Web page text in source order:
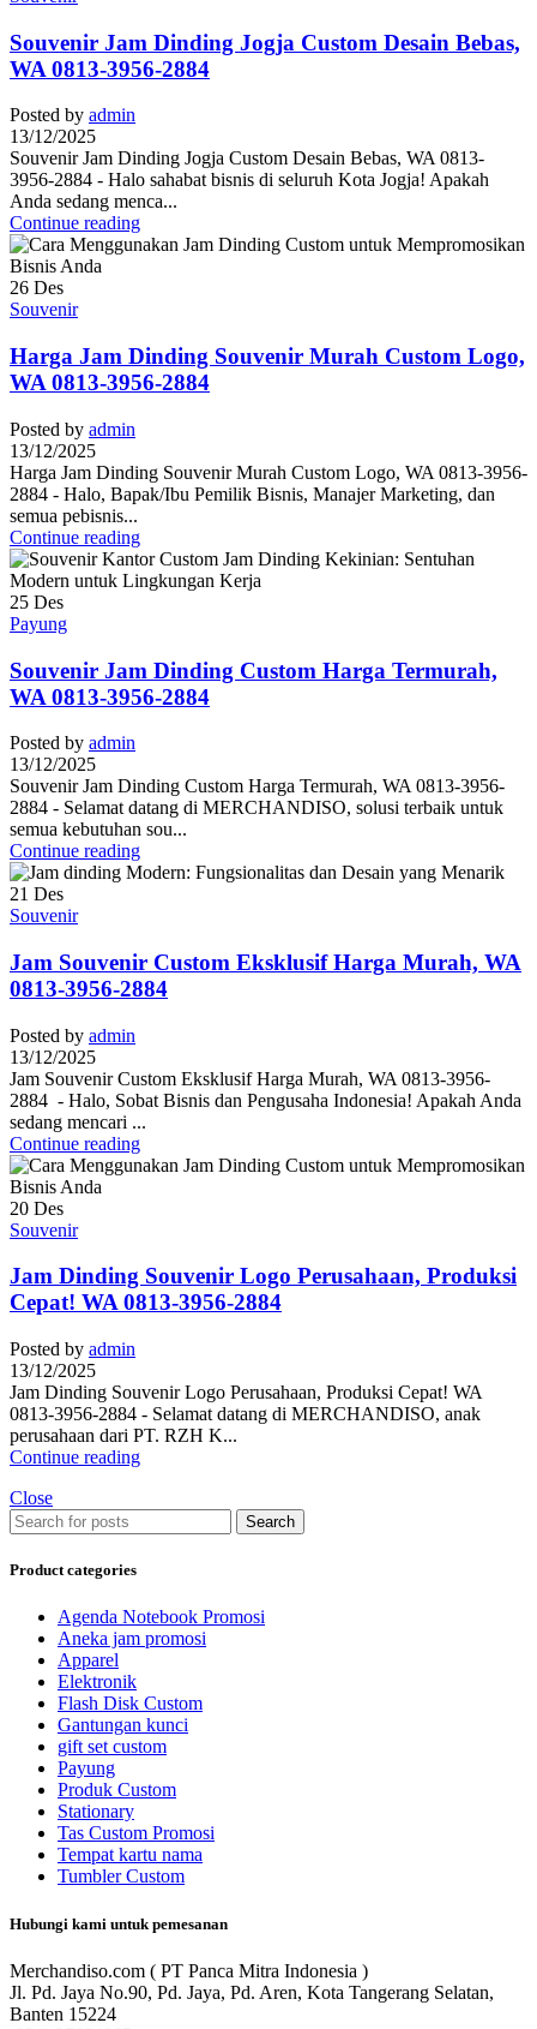
Souvenir Jam Dinding Jogja Custom Desain Bebas,
WA 0813-3956-2884
Posted by admin
13/12/2025
Souvenir Jam Dinding Jogja Custom Desain Bebas, WA 0813-
3956-2884 - Halo sahabat bisnis di seluruh Kota Jogja! Apakah
Anda sedang menca...
Continue reading
26 Des
Souvenir
Harga Jam Dinding Souvenir Murah Custom Logo,
WA 0813-3956-2884
Posted by admin
13/12/2025
Harga Jam Dinding Souvenir Murah Custom Logo, WA 0813-3956-
2884 - Halo, Bapak/Ibu Pemilik Bisnis, Manajer Marketing, dan
semua pebisnis...
Continue reading
25 Des
Payung
Souvenir Jam Dinding Custom Harga Termurah,
WA 0813-3956-2884
Posted by admin
13/12/2025
Souvenir Jam Dinding Custom Harga Termurah, WA 0813-3956-
2884 - Selamat datang di MERCHANDISO, solusi terbaik untuk
semua kebutuhan sou...
Continue reading
21 Des
Souvenir
Jam Souvenir Custom Eksklusif Harga Murah, WA
0813-3956-2884
Posted by admin
13/12/2025
Jam Souvenir Custom Eksklusif Harga Murah, WA 0813-3956-
2884 - Halo, Sobat Bisnis dan Pengusaha Indonesia! Apakah Anda
sedang mencari ...
Continue reading
20 Des
Souvenir
Jam Dinding Souvenir Logo Perusahaan, Produksi
Cepat! WA 0813-3956-2884
Posted by admin
13/12/2025
Jam Dinding Souvenir Logo Perusahaan, Produksi Cepat! WA
0813-3956-2884 - Selamat datang di MERCHANDISO, anak
perusahaan dari PT. RZH K...
Continue reading
Close
Search
Product categories
Agenda Notebook Promosi
Aneka jam promosi
Apparel
Elektronik
Flash Disk Custom
Gantungan kunci
gift set custom
Payung
Produk Custom
Stationary
Tas Custom Promosi
Tempat kartu nama
Tumbler Custom
Hubungi kami untuk pemesanan
Merchandiso.com ( PT Panca Mitra Indonesia )
Jl. Pd. Jaya No.90, Pd. Jaya, Pd. Aren, Kota Tangerang Selatan,
Banten 15224